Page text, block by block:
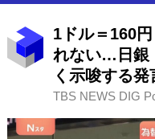
1ドル＝160
れない…日銀
く示唆する
はすでに織り
TBS NEWS DIG